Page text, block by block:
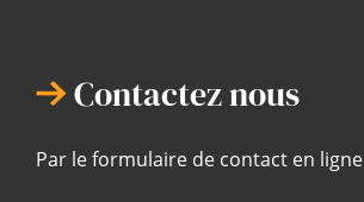
Contactez nous
Par le formulaire de contact en ligne